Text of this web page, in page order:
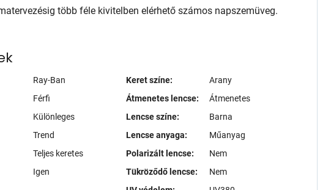
több féle kivitelben elérhető számos napszemüveg.
Ray-Ban
Férfi
Különleges
Trend
Teljes keretes
Igen
Keret színe:
Arany
Átmenetes lencse:
Átmenetes
Lencse színe:
Barna
Lencse anyaga:
Műanyag
Polarizált lencse:
Nem
Tükröződő lencse:
Nem